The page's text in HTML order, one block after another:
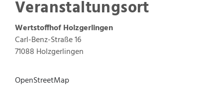
Veranstaltungsort
Wertstoffhof Holzgerlingen
Carl-Benz-Straße 16
71088 Holzgerlingen
OpenStreetMap